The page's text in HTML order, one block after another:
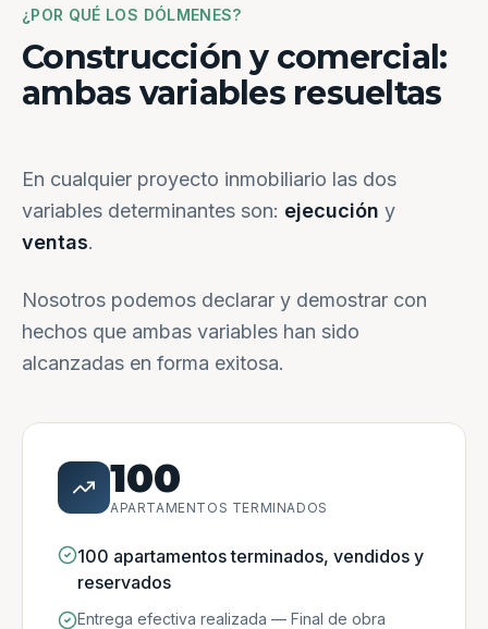
¿POR QUÉ LOS DÓLMENES?
Construcción y comercial:
ambas variables resueltas
En cualquier proyecto inmobiliario las dos
variables determinantes son: ejecución y
ventas.
Nosotros podemos declarar y demostrar con
hechos que ambas variables han sido
alcanzadas en forma exitosa.
100
APARTAMENTOS TERMINADOS
100 apartamentos terminados, vendidos y
reservados
Entrega efectiva realizada — Final de obra